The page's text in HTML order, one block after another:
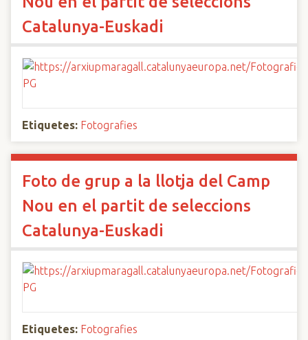
Catalunya-Euskadi
Etiquetes: Fotografies
Foto de grup a la llotja del Camp
Nou en el partit de seleccions
Catalunya-Euskadi
Etiquetes: Fotografies